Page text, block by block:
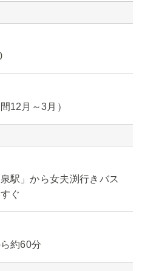
12月～3月）
駅」から女夫渕行きバス
ぐ
約60分